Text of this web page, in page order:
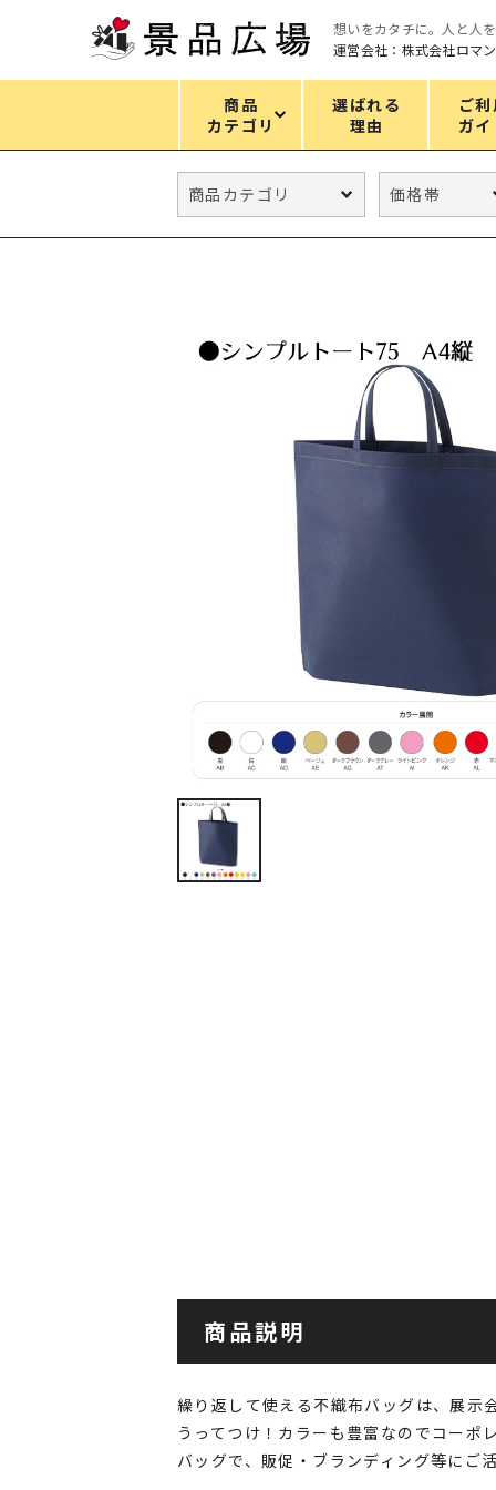
想いをカタチに。人と人
運営会社：株式会社ロマン
商品
カテゴリ
選ばれる
理由
ご利
ガイ
カテゴリ
ギフトセット
ファッション雑貨
ティッシュ・ロール
ペン・筆記用具
ステーショナリー
生活雑貨・便利グッズ
商品説明
繰り返して使える不織布バッグは、展示
うってつけ！カラーも豊富なのでコーポ
バッグで、販促・ブランディング等にご